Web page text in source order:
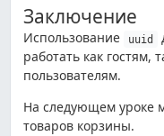
Заключение
Использование uuid
работать как гостям,
пользователям.
На следующем уроке
товаров корзины.